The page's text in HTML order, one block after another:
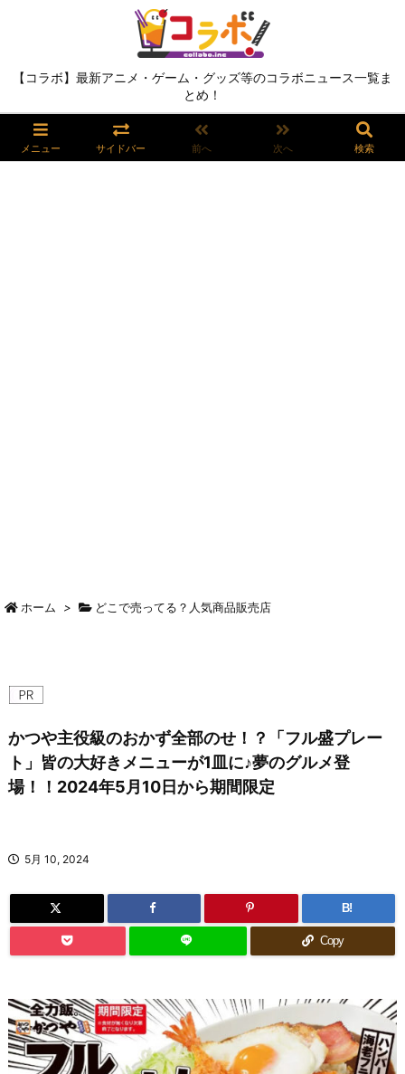
【コラボ】最新アニメ・ゲーム・グッズ等のコラボニュース一覧ま
とめ！
メニュー サイドバー 前へ 次へ 検索
ホーム > どこで売ってる？人気商品販売店
かつや主役級のおかず全部のせ！？「フル盛プレー
ト」皆の大好きメニューが1皿に♪夢のグルメ登
場！！2024年5月10日から期間限定
5月 10, 2024
B!
Copy